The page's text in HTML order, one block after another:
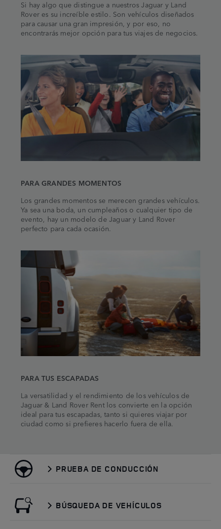
Si hay algo que distingue a nuestros Jaguar y Land
Rover es su increíble estilo. Son vehículos diseñados
para causar una gran impresión, y por eso, no
encontrarás mejor opción para tus viajes de negocios.
PARA GRANDES MOMENTOS
Los grandes momentos se merecen grandes vehículos.
Ya sea una boda, un cumpleaños o cualquier tipo de
evento, hay un modelo de Jaguar y Land Rover
perfecto para cada ocasión.
PARA TUS ESCAPADAS
La versatilidad y el rendimiento de los vehículos de
Jaguar & Land Rover Rent los convierte en la opción
ideal para tus escapadas, tanto si quieres viajar por
ciudad como si prefieres hacerlo fuera de ella.
PRUEBA DE CONDUCCIÓN
BÚSQUEDA DE VEHÍCULOS